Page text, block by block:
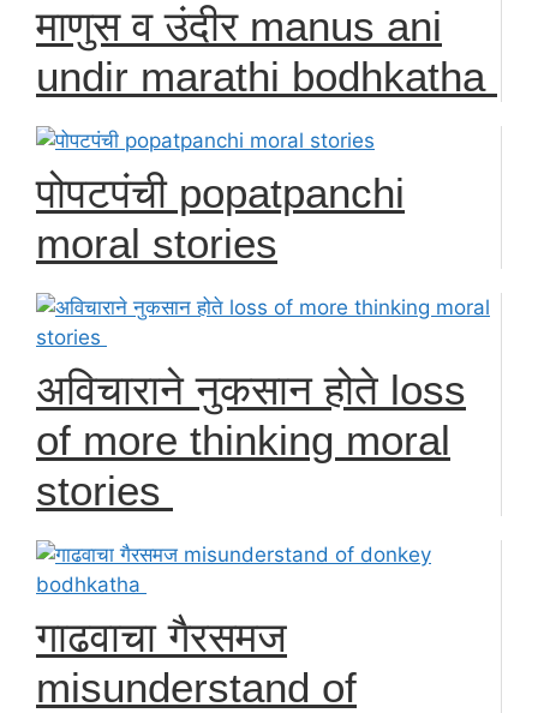
माणुस व उंदीर manus ani
undir marathi bodhkatha
पोपटपंची popatpanchi
moral stories
अविचाराने नुकसान होते loss
of more thinking moral
stories
गाढवाचा गैरसमज
misunderstand of